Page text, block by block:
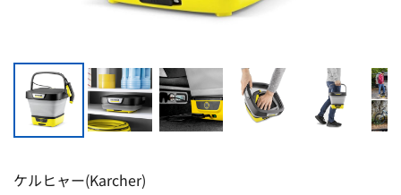
ケルヒャー(Karcher)